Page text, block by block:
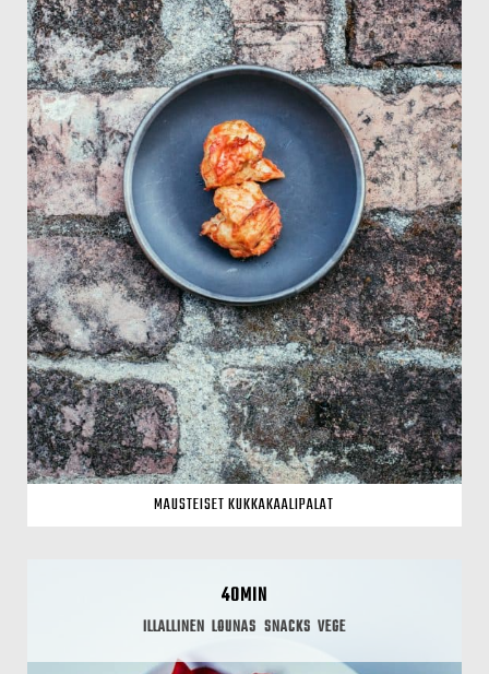
MAUSTEISET KUKKAKAALIPALAT
40MIN
ILLALLINEN LOUNAS SNACKS VEGE